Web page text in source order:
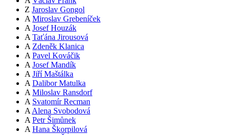
Z Jaroslav Gongol
A Miroslav Grebeníček
A Josef Houzák
A Taťána Jirousová
A Zdeněk Klanica
A Pavel Kováčik
A Josef Mandík
A Jiří Maštálka
A Dalibor Matulka
A Miloslav Ransdorf
A Svatomír Recman
A Alena Svobodová
A Petr Šimůnek
A Hana Škorpilová